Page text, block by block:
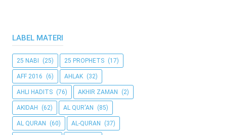
LABEL MATERI
25 NABI (25) 25 PROPHETS (17)
AFF 2016 (6) AHLAK (32)
AHLI HADITS (76) AKHIR ZAMAN (2)
AKIDAH (62) AL QUR'AN (85)
AL QURAN (60) AL-QURAN (37)